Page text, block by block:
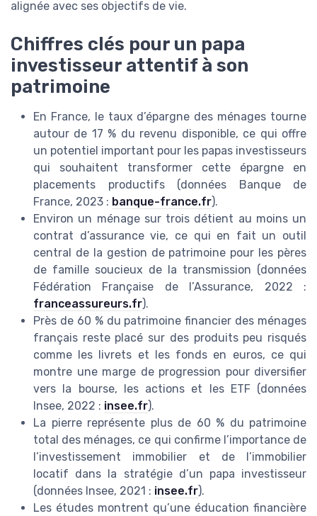
alignée avec ses objectifs de vie.
Chiffres clés pour un papa
investisseur attentif à son
patrimoine
En France, le taux d’épargne des ménages tourne
autour de 17 % du revenu disponible, ce qui offre
un potentiel important pour les papas investisseurs
qui souhaitent transformer cette épargne en
placements productifs (données Banque de
France, 2023 : banque-france.fr).
Environ un ménage sur trois détient au moins un
contrat d’assurance vie, ce qui en fait un outil
central de la gestion de patrimoine pour les pères
de famille soucieux de la transmission (données
Fédération Française de l’Assurance, 2022 :
franceassureurs.fr).
Près de 60 % du patrimoine financier des ménages
français reste placé sur des produits peu risqués
comme les livrets et les fonds en euros, ce qui
montre une marge de progression pour diversifier
vers la bourse, les actions et les ETF (données
Insee, 2022 : insee.fr).
La pierre représente plus de 60 % du patrimoine
total des ménages, ce qui confirme l’importance de
l’investissement immobilier et de l’immobilier
locatif dans la stratégie d’un papa investisseur
(données Insee, 2021 : insee.fr).
Les études montrent qu’une éducation financière